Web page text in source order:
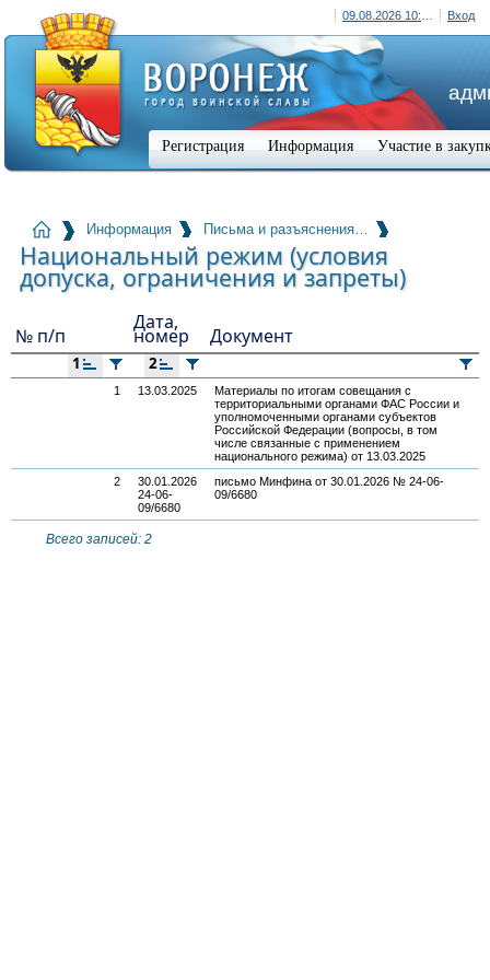
Вход
Регистрация Информация Участие в
Информация Письма и разъяснения…
Национальный режим (условия
допуска, ограничения и запреты)
№ п/п
Дата,
номер Документ
1 2
1 13.03.2025
Материалы по итогам совещания с
территориальными органами ФАС России и
уполномоченными органами субъектов
Российской Федерации (вопросы, в том
числе связанные с применением
национального режима) от 13.03.2025
2
30.01.2026
24-06-
09/6680
письмо Минфина от 30.01.2026 № 24-06-
09/6680
Всего записей: 2